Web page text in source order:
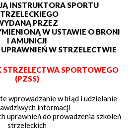
INSTRUKTORA SPORTU
PRZEZ
W USTAWIE O BRONI
I AMUNICJI
W STRZELECTWIE
SPORTOWEGO
(PZSS)
wprowadzanie w błąd i udzielanie
informacji
uprawnień do prowadzenia szkoleń
strzeleckich